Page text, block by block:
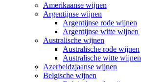
Amerikaanse wijnen
Argentijnse wijnen
Argentijnse rode wijnen
Argentijnse witte wijnen
Australische wijnen
Australische rode wijnen
Australische witte wijnen
Azerbeidzjaanse wijnen
Belgische wijnen